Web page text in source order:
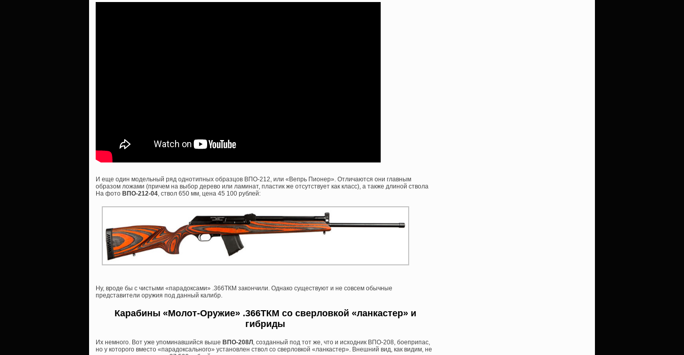
И еще один модельный ряд однотипных образцов ВПО-212, или «Вепрь Пионер». Отличаются они главным
образом ложами (причем на выбор дерево или ламинат, пластик же отсутствует как класс), а также длиной ствола
На фото ВПО-212-04, ствол 650 мм, цена 45 100 рублей:
Ну, вроде бы с чистыми «парадоксами» .366ТКМ закончили. Однако существуют и не совсем обычные
представители оружия под данный калибр.
Карабины «Молот-Оружие» .366ТКМ со сверловкой «ланкастер» и
гибриды
Их немного. Вот уже упоминавшийся выше ВПО-208Л , созданный под тот же, что и исходник ВПО-208, боеприпас,
но у которого вместо «парадоксального» установлен ствол со сверловкой «ланкастер». Внешний вид, как видим, не